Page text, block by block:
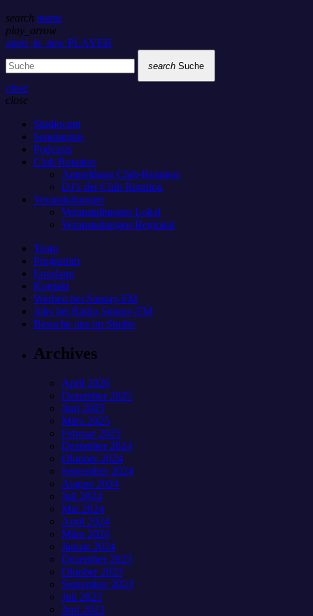
search menu
play_arrow
open_in_new PLAYER
search Suche
close
close
Studiocam
Sendungen
Podcasts
Club Rotation
Anmeldung Club-Rotation
DJ’s der Club Rotation
Veranstaltungen
Veranstaltungen Lokal
Veranstaltungen Regional
Team
Programm
Empfang
Kontakt
Werben bei Sunray-FM
Jobs bei Radio Sunray-FM
Besuche uns im Studio
Archives
April 2026
Dezember 2025
Juni 2025
März 2025
Februar 2025
Dezember 2024
Oktober 2024
September 2024
August 2024
Juli 2024
Mai 2024
April 2024
März 2024
Januar 2024
Dezember 2023
Oktober 2023
September 2023
Juli 2023
Juni 2023